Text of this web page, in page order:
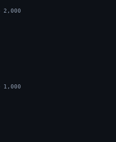
1,000
2,000